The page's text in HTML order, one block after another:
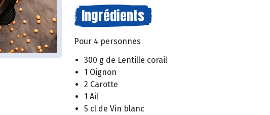
Ingrédients
Pour 4 personnes
300 g de Lentille corail
1 Oignon
2 Carotte
1 Ail
5 cl de Vin blanc